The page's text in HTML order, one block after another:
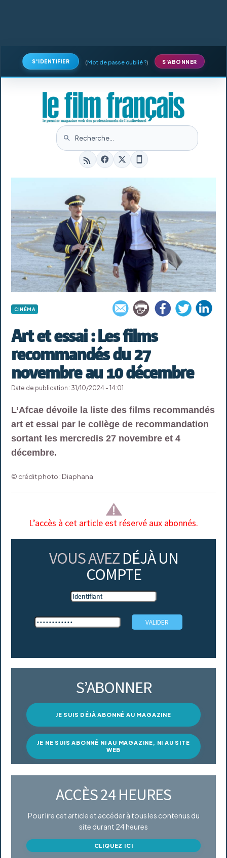
S'IDENTIFIER (Mot de passe oublié ?) S'ABONNER
CINÉMA
Art et essai : Les films
recommandés du 27
novembre au 10 décembre
Date de publication : 31/10/2024 - 14:01
L’Afcae dévoile la liste des films recommandés
art et essai par le collège de recommandation
sortant les mercredis 27 novembre et 4
décembre.
© crédit photo : Diaphana
L’accès à cet article est réservé aux abonnés.
VOUS AVEZ DÉJÀ UN
COMPTE
S’ABONNER
JE SUIS DÉJÀ ABONNÉ AU MAGAZINE
JE NE SUIS ABONNÉ NI AU MAGAZINE, NI AU SITE
WEB
ACCÈS 24 HEURES
Pour lire cet article et accéder à tous les contenus du
site durant 24 heures
CLIQUEZ ICI